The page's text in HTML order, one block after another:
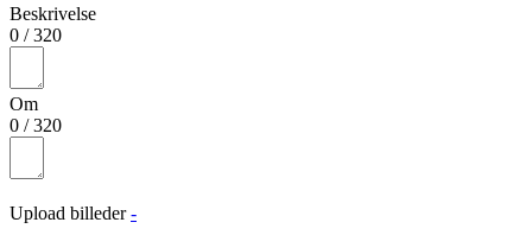
Beskrivelse
0 /320
Om
0 /320
Upload billeder -